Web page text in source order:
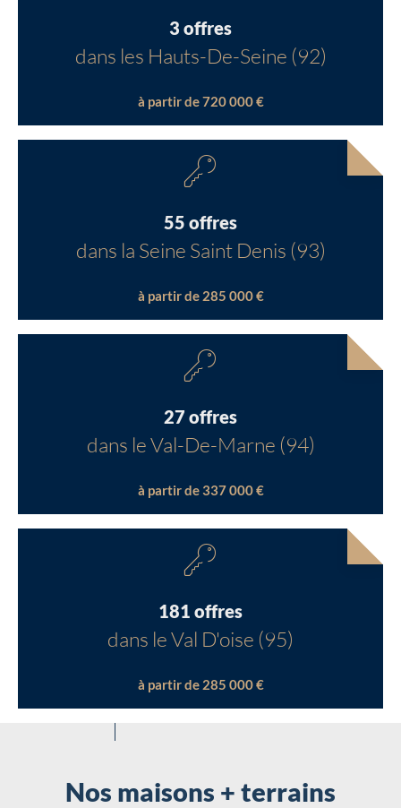
3 offres
dans les Hauts-De-Seine (92)
à partir de 720 000 €
55 offres
dans la Seine Saint Denis (93)
à partir de 285 000 €
27 offres
dans le Val-De-Marne (94)
à partir de 337 000 €
181 offres
dans le Val D'oise (95)
à partir de 285 000 €
Nos maisons + terrains